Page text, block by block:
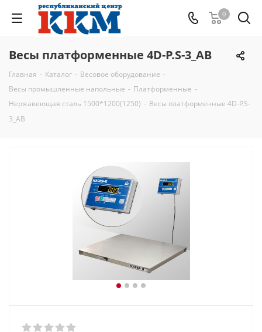
0
Весы платформенные 4D-P.S-3_AB
Главная - Каталог - Весовое оборудование -
Весы промышленные напольные - Платформенные -
Нержавеющая сталь 1500*1200(1250) - Весы платформенные 4D-P.S-
3_AB